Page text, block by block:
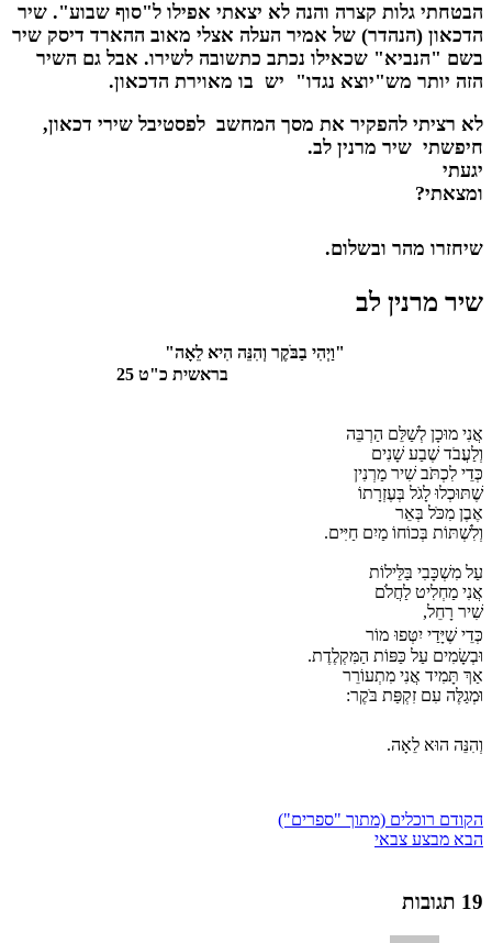
הבטחתי גלות קצרה והנה לא יצאתי אפילו ל"סוף שבוע". שיר
הדכאון (הנהדר) של אמיר העלה אצלי מאוב ההארד דיסק שיר
בשם "הנביא" שכאילו נכתב כתשובה לשירו. אבל גם השיר
הזה יותר מש"יוצא נגדו" יש בו מאוירת הדכאון.
לא רציתי להפקיר את מסך המחשב לפסטיבל שירי דכאון,
חיפשתי שיר מרנין לב.
יגעתי
ומצאתי?
שיחזרו מהר ובשלום.
שיר מרנין לב
"וַיְהִי בַבֹּקֶר וְהִנֵּה הִיא לֵאָה"
בראשית כ"ט 25
אֲנִי מוּכָן לְשַׁלֵּם הַרְבֵּה
וְלַעֲבֹד שֶׁבַע שָׁנִים
כְּדֵי לִכְתֹּב שִׁיר מַרְנִין
שֶׁתּוּכְלוּ לָגֹל בְּעֶזְרָתוֹ
אֶבֶן מִכֹּל בְּאֵר
וְלִשְׁתּוֹת בְּכוֹחוֹ מַיִם חַיִּים.
עַל מִשְׁכָּבִי בַּלֵּילוֹת
אֲנִי מַחְלִיט לַחֲלֹם
שִׁיר רָחֵל,
כְּדֵי שֶׁיָּדַי יִטְּפוּ מוֹר
וּבְשָׂמִים עַל כַּפּוֹת הַמִּקְלֶדֶת.
אַךְ תָּמִיד אֲנִי מִתְעוֹרֵר
וּמְגַלֶּה עִם זִקְפַּת בֹּקֶר:
וְהִנֵּה הוּא לֵאָה.
הקודם רוכלים (מתוך "ספרים")
הבא מבצע צבאי
19 תגובות